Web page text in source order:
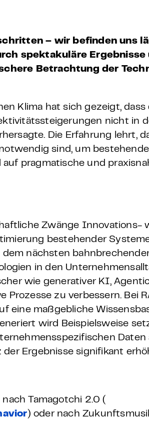
– wir befinden uns
spektakuläre Ergebnisse
Betrachtung der
Klima hat sich gezeigt, dass
nicht in
Die Erfahrung lehrt,
sind, um
pragmatische und
Zwänge Innovations-
bestehender
nächsten
in den
wie generativer KI,
Prozesse zu verbessern. Bei
eine maßgebliche
wird Beispielsweise
Daten
der Ergebnisse signifikant
nach
Tamagotchi 2.0 (
) oder nach